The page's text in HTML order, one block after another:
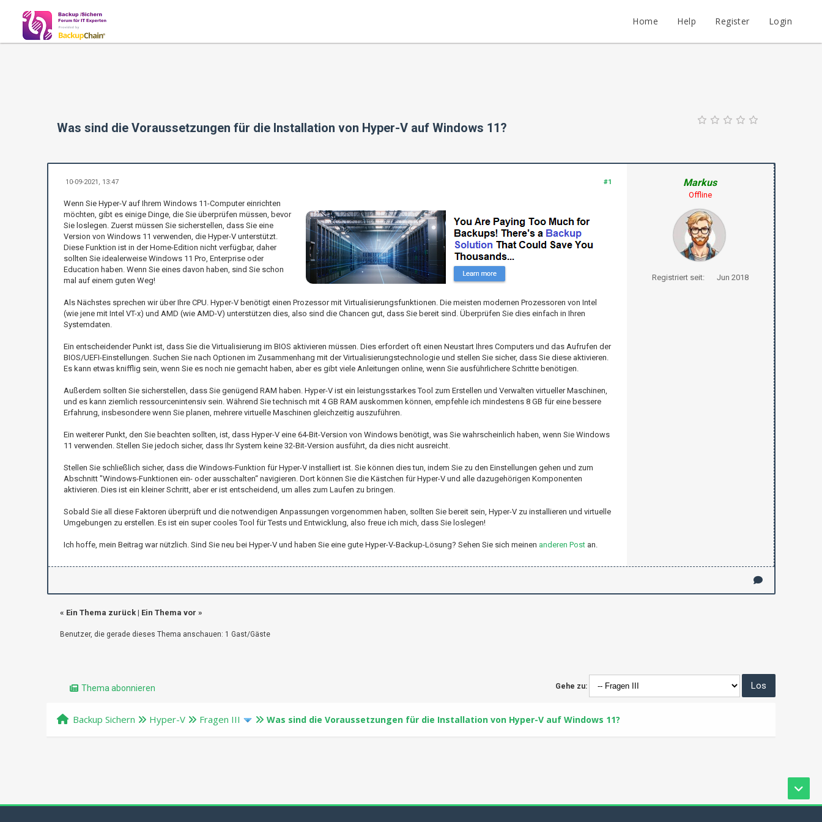
Home Help Register Login
Was sind die Voraussetzungen für die Installation von Hyper-V auf Windows 11?
#1
10-09-2021, 13:47
Wenn Sie Hyper-V auf Ihrem Windows 11-Computer einrichten
möchten, gibt es einige Dinge, die Sie überprüfen müssen, bevor
Sie loslegen. Zuerst müssen Sie sicherstellen, dass Sie eine
Version von Windows 11 verwenden, die Hyper-V unterstützt.
Diese Funktion ist in der Home-Edition nicht verfügbar, daher
sollten Sie idealerweise Windows 11 Pro, Enterprise oder
Education haben. Wenn Sie eines davon haben, sind Sie schon
mal auf einem guten Weg!
Als Nächstes sprechen wir über Ihre CPU. Hyper-V benötigt einen Prozessor mit Virtualisierungsfunktionen. Die meisten modernen Prozessoren von Intel
(wie jene mit Intel VT-x) und AMD (wie AMD-V) unterstützen dies, also sind die Chancen gut, dass Sie bereit sind. Überprüfen Sie dies einfach in Ihren
Systemdaten.
Ein entscheidender Punkt ist, dass Sie die Virtualisierung im BIOS aktivieren müssen. Dies erfordert oft einen Neustart Ihres Computers und das Aufrufen der
BIOS/UEFI-Einstellungen. Suchen Sie nach Optionen im Zusammenhang mit der Virtualisierungstechnologie und stellen Sie sicher, dass Sie diese aktivieren.
Es kann etwas knifflig sein, wenn Sie es noch nie gemacht haben, aber es gibt viele Anleitungen online, wenn Sie ausführlichere Schritte benötigen.
Außerdem sollten Sie sicherstellen, dass Sie genügend RAM haben. Hyper-V ist ein leistungsstarkes Tool zum Erstellen und Verwalten virtueller Maschinen,
und es kann ziemlich ressourcenintensiv sein. Während Sie technisch mit 4 GB RAM auskommen können, empfehle ich mindestens 8 GB für eine bessere
Erfahrung, insbesondere wenn Sie planen, mehrere virtuelle Maschinen gleichzeitig auszuführen.
Ein weiterer Punkt, den Sie beachten sollten, ist, dass Hyper-V eine 64-Bit-Version von Windows benötigt, was Sie wahrscheinlich haben, wenn Sie Windows
11 verwenden. Stellen Sie jedoch sicher, dass Ihr System keine 32-Bit-Version ausführt, da dies nicht ausreicht.
Stellen Sie schließlich sicher, dass die Windows-Funktion für Hyper-V installiert ist. Sie können dies tun, indem Sie zu den Einstellungen gehen und zum
Abschnitt "Windows-Funktionen ein- oder ausschalten“ navigieren. Dort können Sie die Kästchen für Hyper-V und alle dazugehörigen Komponenten
aktivieren. Dies ist ein kleiner Schritt, aber er ist entscheidend, um alles zum Laufen zu bringen.
Sobald Sie all diese Faktoren überprüft und die notwendigen Anpassungen vorgenommen haben, sollten Sie bereit sein, Hyper-V zu installieren und virtuelle
Umgebungen zu erstellen. Es ist ein super cooles Tool für Tests und Entwicklung, also freue ich mich, dass Sie loslegen!
Ich hoffe, mein Beitrag war nützlich. Sind Sie neu bei Hyper-V und haben Sie eine gute Hyper-V-Backup-Lösung? Sehen Sie sich meinen anderen Postan.
Markus
Offline
Registriert seit: Jun 2018
« Ein Thema zurück| Ein Thema vor »
Benutzer, die gerade dieses Thema anschauen: 1 Gast/Gäste
Thema abonnieren Gehe zu:
Backup Sichern Hyper-V Fragen III Was sind die Voraussetzungen für die Installation von Hyper-V auf Windows 11?